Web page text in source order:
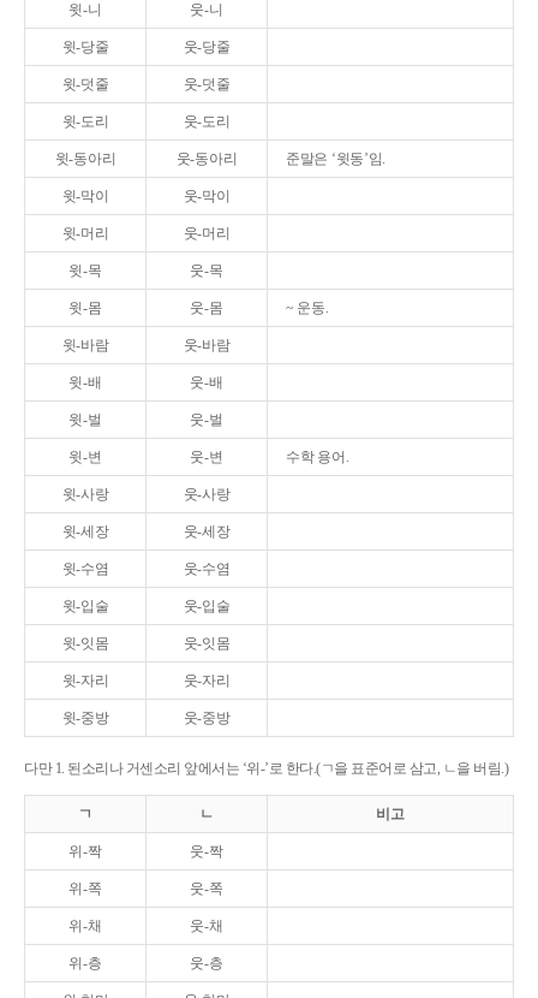
윗-니 웃-니
윗-당줄 웃-당줄
윗-덧줄 웃-덧줄
윗-도리 웃-도리
윗-동아리 웃-동아리 준말은 ‘윗동’임.
윗-막이 웃-막이
윗-머리 웃-머리
윗-목 웃-목
윗-몸 웃-몸 ~ 운동.
윗-바람 웃-바람
윗-배 웃-배
윗-벌 웃-벌
윗-변 웃-변 수학 용어.
윗-사랑 웃-사랑
윗-세장 웃-세장
윗-수염 웃-수염
윗-입술 웃-입술
윗-잇몸 웃-잇몸
윗-자리 웃-자리
윗-중방 웃-중방
다만 1. 된소리나 거센소리 앞에서는 ‘위-’로 한다.(ㄱ을 표준어로 삼고, ㄴ을 버림.)
ㄱ ㄴ 비고
위-짝 웃-짝
위-쪽 웃-쪽
위-채 웃-채
위-층 웃-층